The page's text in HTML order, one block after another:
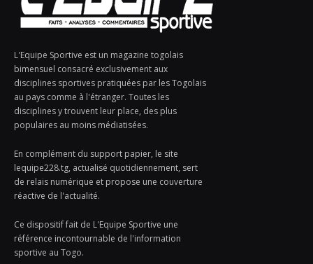
L'Equipe Sportive est un magazine togolais
bimensuel consacré exclusivement aux
disciplines sportives pratiquées par les Togolais
au pays comme à l'étranger. Toutes les
disciplines y trouvent leur place, des plus
populaires au moins médiatisées.
En complément du support papier, le site
lequipe228.tg, actualisé quotidiennement, sert
de relais numérique et propose une couverture
réactive de l'actualité.
Ce dispositif fait de L'Equipe Sportive une
référence incontournable de l'information
sportive au Togo.